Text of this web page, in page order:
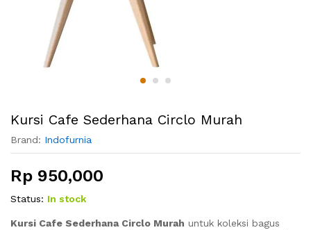
Kursi Cafe Sederhana Circlo Murah
Brand: Indofurnia
Rp 950,000
Status: In stock
Kursi Cafe Sederhana Circlo Murah untuk koleksi bagus